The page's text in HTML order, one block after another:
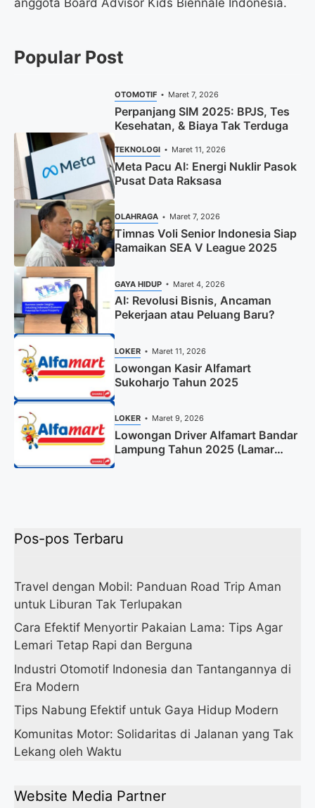
anggota Board Advisor Kids Biennale Indonesia.
Popular Post
OTOMOTIF Maret 7, 2026
Perpanjang SIM 2025: BPJS, Tes
Kesehatan, & Biaya Tak Terduga
TEKNOLOGI Maret 11, 2026
Meta Pacu AI: Energi Nuklir Pasok
Pusat Data Raksasa
OLAHRAGA Maret 7, 2026
Timnas Voli Senior Indonesia Siap
Ramaikan SEA V League 2025
GAYA HIDUP Maret 4, 2026
AI: Revolusi Bisnis, Ancaman
Pekerjaan atau Peluang Baru?
LOKER Maret 11, 2026
Lowongan Kasir Alfamart
Sukoharjo Tahun 2025
LOKER Maret 9, 2026
Lowongan Driver Alfamart Bandar
Lampung Tahun 2025 (Lamar
Sekarang)
Pos-pos Terbaru
Travel dengan Mobil: Panduan Road Trip Aman
untuk Liburan Tak Terlupakan
Cara Efektif Menyortir Pakaian Lama: Tips Agar
Lemari Tetap Rapi dan Berguna
Industri Otomotif Indonesia dan Tantangannya di
Era Modern
Tips Nabung Efektif untuk Gaya Hidup Modern
Komunitas Motor: Solidaritas di Jalanan yang Tak
Lekang oleh Waktu
Website Media Partner